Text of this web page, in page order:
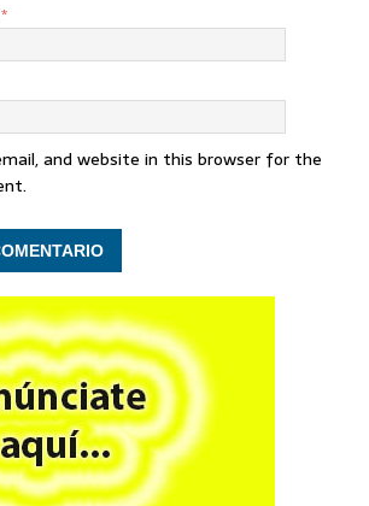
*
and website in this browser for the